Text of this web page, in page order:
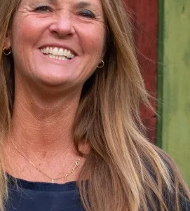
und er hat Eindruck hinterlassen.
Perspektiven und Inspirationen für
Empfehlung.” – Bewertung von
bei Isa hat mich wirklich
führt sie durch ihre Art und mit
– Bewertung von Michaela
näher zukommen und dabei
ist hier genau richtig. So
sei es Alltag,
Auge oftmals auch nicht trocken.
und offene Persönlichkeit und war
Ort mit Blick auf den